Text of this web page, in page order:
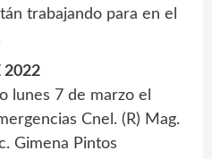
trabajando para en el
2022
lunes 7 de marzo el
Cnel. (R) Mag.
Gimena Pintos